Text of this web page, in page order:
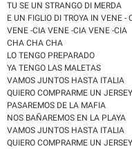
TU SE UN STRANGO DI MERDA
E UN FIGLIO DI TROYA IN VENE
VENE -CIA VENE -CIA VENE -CIA
CHA CHA CHA
LO TENGO PREPARADO
YA TENGO LAS MALETAS
VAMOS JUNTOS HASTA ITALIA
QUIERO COMPRARME UN
PASAREMOS DE LA MAFIA
NOS BAÑAREMOS EN LA PLAYA
VAMOS JUNTOS HASTA ITALIA
QUIERO COMPRARME UN